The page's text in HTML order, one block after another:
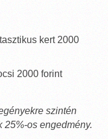
kert 2000
2000 forint
szintén
25%-os engedmény.